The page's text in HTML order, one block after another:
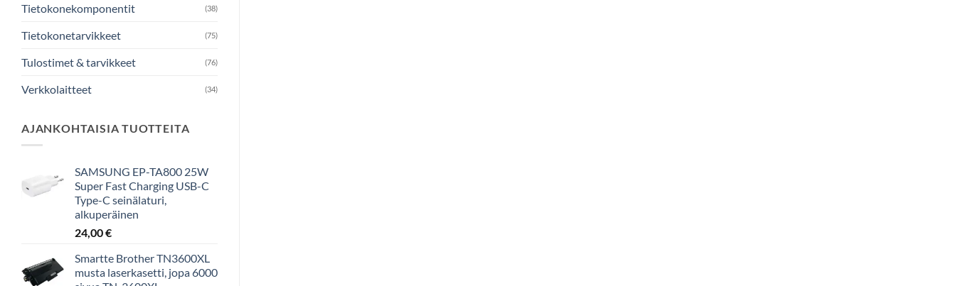
Tietokonekomponentit (38)
Tietokonetarvikkeet (75)
Tulostimet & tarvikkeet (76)
Verkkolaitteet (34)
AJANKOHTAISIA TUOTTEITA
SAMSUNG EP-TA800 25W
Super Fast Charging USB-C
Type-C seinälaturi,
alkuperäinen
24,00€
Smartte Brother TN3600XL
musta laserkasetti, jopa 6000